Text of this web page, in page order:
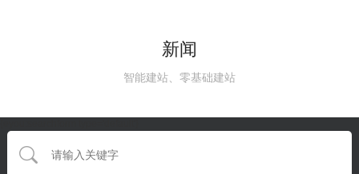
新闻
智能建站、零基础建站